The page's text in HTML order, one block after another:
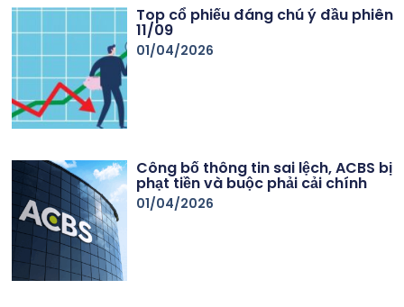
Top cổ phiếu đáng chú ý đầu phiên
11/09
01/04/2026
Công bố thông tin sai lệch, ACBS bị
phạt tiền và buộc phải cải chính
01/04/2026